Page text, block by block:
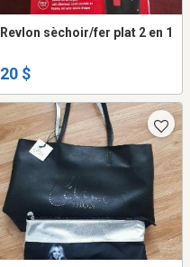
Revlon sèchoir/fer plat 2 en 1
20 $